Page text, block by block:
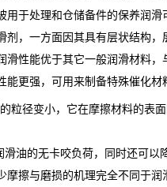
于处理和仓储备件的保养润
剂，一方面因其具有层状结构
滑性能优于其它一般润滑材料
更强，可用来制备特殊催化
的粒径变小，它在摩擦材料的表
油的无卡咬负荷，同时还可
摩擦与磨损的机理完全不同于